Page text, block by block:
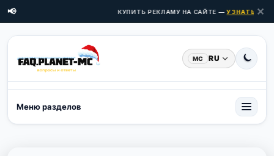
📢 КУПИТЬ РЕКЛАМУ НА САЙТЕ —УЗНАТЬ ✕
MC RU
Меню разделов